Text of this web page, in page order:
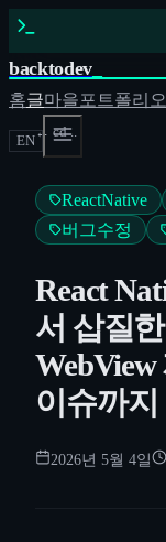
backtodev_
홈글마을포트폴리오
EN
← cd ..
ReactNative
버그수정
React
서 삽질
이슈까지
2026년 5월 4일